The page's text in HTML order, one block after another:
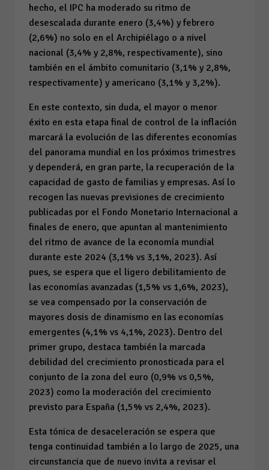
hecho, el IPC ha moderado su ritmo de
desescalada durante enero (3,4%) y febrero
(2,6%) no solo en el Archipiélago o a nivel
nacional (3,4% y 2,8%, respectivamente), sino
también en el ámbito comunitario (3,1% y 2,8%,
respectivamente) y americano (3,1% y 3,2%).
En este contexto, sin duda, el mayor o menor
éxito en esta etapa final de control de la inflación
marcará la evolución de las diferentes economías
del panorama mundial en los próximos trimestres
y dependerá, en gran parte, la recuperación de la
capacidad de gasto de familias y empresas. Así lo
recogen las nuevas previsiones de crecimiento
publicadas por el Fondo Monetario Internacional a
finales de enero, que apuntan al mantenimiento
del ritmo de avance de la economía mundial
durante este 2024 (3,1% vs 3,1%, 2023). Así
pues, se espera que el ligero debilitamiento de
las economías avanzadas (1,5% vs 1,6%, 2023),
se vea compensado por la conservación de
mayores dosis de dinamismo en las economías
emergentes (4,1% vs 4,1%, 2023). Dentro del
primer grupo, destaca también la marcada
debilidad del crecimiento pronosticada para el
conjunto de la zona del euro (0,9% vs 0,5%,
2023) como la moderación del crecimiento
previsto para España (1,5% vs 2,4%, 2023).
Esta tónica de desaceleración se espera que
tenga continuidad también a lo largo de 2025, una
circunstancia que de nuevo invita a revisar el